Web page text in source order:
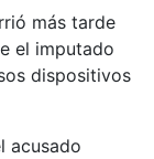
más tarde
el imputado
dispositivos
acusado